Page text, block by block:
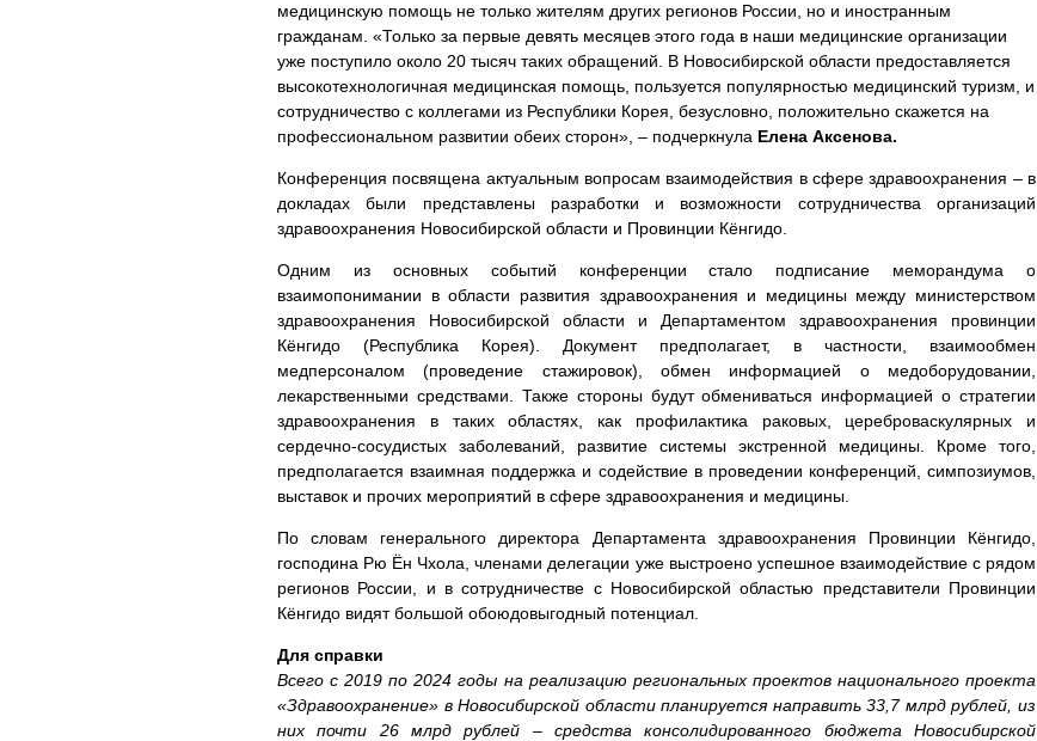
медицинскую помощь не только жителям других регионов России, но и иностранным
гражданам. «Только за первые девять месяцев этого года в наши медицинские организации
уже поступило около 20 тысяч таких обращений. В Новосибирской области предоставляется
высокотехнологичная медицинская помощь, пользуется популярностью медицинский туризм, и
сотрудничество с коллегами из Республики Корея, безусловно, положительно скажется на
профессиональном развитии обеих сторон», – подчеркнула Елена Аксенова.
Конференция посвящена актуальным вопросам взаимодействия в сфере здравоохранения – в
докладах были представлены разработки и возможности сотрудничества организаций
здравоохранения Новосибирской области и Провинции Кёнгидо.
Одним из основных событий конференции стало подписание меморандума о
взаимопонимании в области развития здравоохранения и медицины между министерством
здравоохранения Новосибирской области и Департаментом здравоохранения провинции
Кёнгидо (Республика Корея). Документ предполагает, в частности, взаимообмен
медперсоналом (проведение стажировок), обмен информацией о медоборудовании,
лекарственными средствами. Также стороны будут обмениваться информацией о стратегии
здравоохранения в таких областях, как профилактика раковых, цереброваскулярных и
сердечно-сосудистых заболеваний, развитие системы экстренной медицины. Кроме того,
предполагается взаимная поддержка и содействие в проведении конференций, симпозиумов,
выставок и прочих мероприятий в сфере здравоохранения и медицины.
По словам генерального директора Департамента здравоохранения Провинции Кёнгидо,
господина Рю Ён Чхола, членами делегации уже выстроено успешное взаимодействие с рядом
регионов России, и в сотрудничестве с Новосибирской областью представители Провинции
Кёнгидо видят большой обоюдовыгодный потенциал.
Для справки
Всего с 2019 по 2024 годы на реализацию региональных проектов национального проекта
«Здравоохранение» в Новосибирской области планируется направить 33,7 млрд рублей, из
них почти 26 млрд рублей – средства консолидированного бюджета Новосибирской